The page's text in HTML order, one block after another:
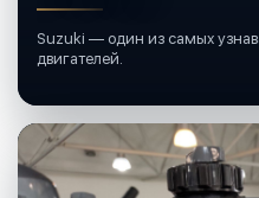
Suzuki — один из самых
двигателей.